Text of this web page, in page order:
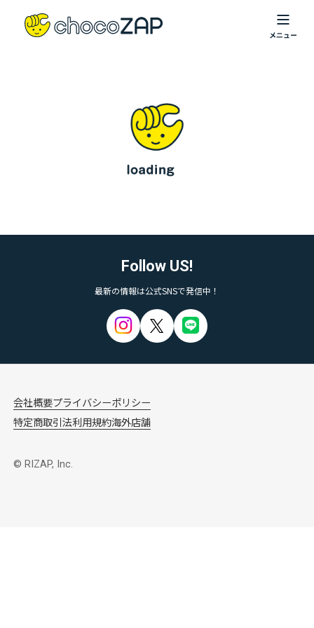
Follow US!
最新の情報は公式SNSで発信中！
会社概要プライバシーポリシー
特定商取引法利用規約海外店舗
© RIZAP, Inc.